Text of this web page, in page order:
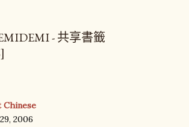
- 共享書籤
Chinese
2006